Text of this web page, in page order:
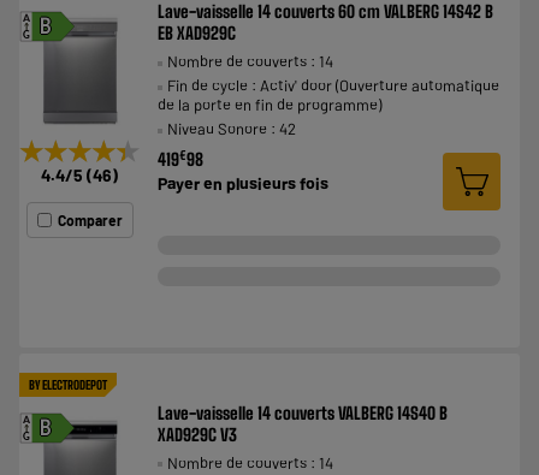
B
A
G
★★★★★
★★★★★
4.4/5 (46)
Comparer
Lave-vaisselle 14 couverts 60 cm VALBERG 14S42 B
EB XAD929C
Nombre de couverts : 14
Fin de cycle : Activ' door (Ouverture automatique
de la porte en fin de programme)
Niveau Sonore : 42
419€98
Payer en plusieurs fois
BY ELECTRODEPOT
B
A
G
Lave-vaisselle 14 couverts VALBERG 14S40 B
XAD929C V3
Nombre de couverts : 14